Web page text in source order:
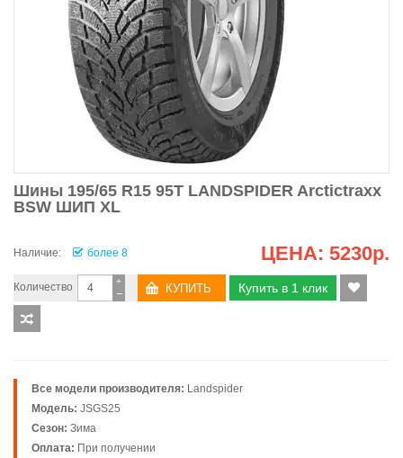
Шины 195/65 R15 95T LANDSPIDER Arctictraxx
BSW ШИП XL
Наличие: более 8 ЦЕНА: 5230р.
Количество −
+ Купить в 1 клик
Все модели производителя: Landspider
Модель: JSGS25
Сезон: Зима
Оплата: При получении